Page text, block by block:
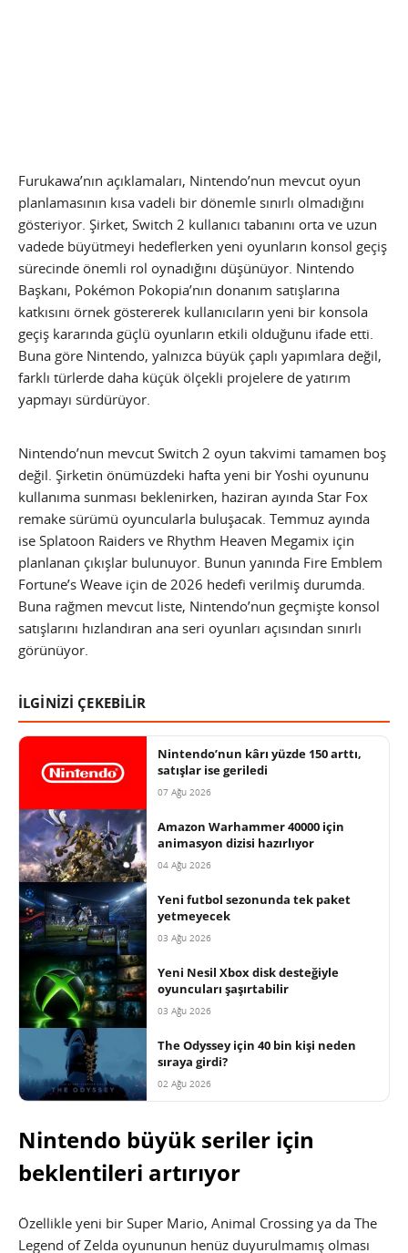
Furukawa’nın açıklamaları, Nintendo’nun mevcut oyun
planlamasının kısa vadeli bir dönemle sınırlı olmadığını
gösteriyor. Şirket, Switch 2 kullanıcı tabanını orta ve uzun
vadede büyütmeyi hedeflerken yeni oyunların konsol geçiş
sürecinde önemli rol oynadığını düşünüyor. Nintendo
Başkanı, Pokémon Pokopia’nın donanım satışlarına
katkısını örnek göstererek kullanıcıların yeni bir konsola
geçiş kararında güçlü oyunların etkili olduğunu ifade etti.
Buna göre Nintendo, yalnızca büyük çaplı yapımlara değil,
farklı türlerde daha küçük ölçekli projelere de yatırım
yapmayı sürdürüyor.
Nintendo’nun mevcut Switch 2 oyun takvimi tamamen boş
değil. Şirketin önümüzdeki hafta yeni bir Yoshi oyununu
kullanıma sunması beklenirken, haziran ayında Star Fox
remake sürümü oyuncularla buluşacak. Temmuz ayında
ise Splatoon Raiders ve Rhythm Heaven Megamix için
planlanan çıkışlar bulunuyor. Bunun yanında Fire Emblem
Fortune’s Weave için de 2026 hedefi verilmiş durumda.
Buna rağmen mevcut liste, Nintendo’nun geçmişte konsol
satışlarını hızlandıran ana seri oyunları açısından sınırlı
görünüyor.
İLGİNİZİ ÇEKEBİLİR
Nintendo’nun kârı yüzde 150 arttı,
satışlar ise geriledi
07 Ağu 2026
Amazon Warhammer 40000 için
animasyon dizisi hazırlıyor
04 Ağu 2026
Yeni futbol sezonunda tek paket
yetmeyecek
03 Ağu 2026
Yeni Nesil Xbox disk desteğiyle
oyuncuları şaşırtabilir
03 Ağu 2026
The Odyssey için 40 bin kişi neden
sıraya girdi?
02 Ağu 2026
Nintendo büyük seriler için
beklentileri artırıyor
Özellikle yeni bir Super Mario, Animal Crossing ya da The
Legend of Zelda oyununun henüz duyurulmamış olması